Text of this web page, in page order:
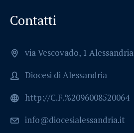
Contatti
via Vescovado, 1 Alessandria
Diocesi di Alessandria
http://C.F.%2096008520064
info@diocesialessandria.it